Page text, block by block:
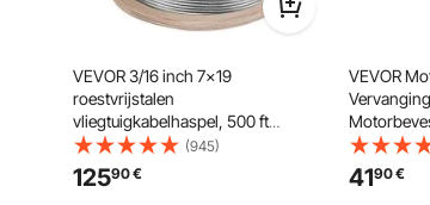
VEVOR 3/16 inch 7x19
roestvrijstalen
vliegtuigkabelhaspel, 500 ft
roestvrijstalen kabel, T304
draadlierkabel vervangen (T304)
(945)
12590€
VEVOR
Chevrolet
Veilige
4190€